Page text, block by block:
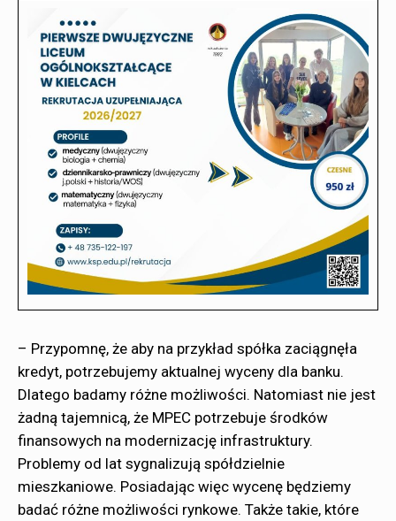
– Przypomnę, że aby na przykład spółka zaciągnęła
kredyt, potrzebujemy aktualnej wyceny dla banku.
Dlatego badamy różne możliwości. Natomiast nie jest
żadną tajemnicą, że MPEC potrzebuje środków
finansowych na modernizację infrastruktury.
Problemy od lat sygnalizują spółdzielnie
mieszkaniowe. Posiadając więc wycenę będziemy
badać różne możliwości rynkowe. Także takie, które